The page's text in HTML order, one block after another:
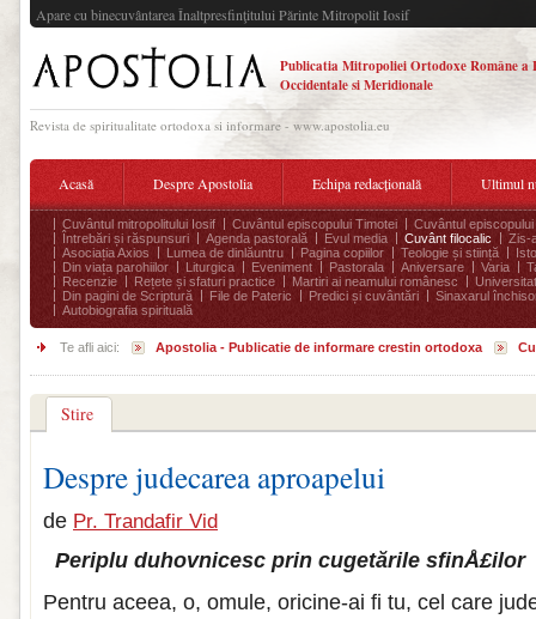
Apare cu binecuvântarea Înaltpresfinţitului Părinte Mitropolit Iosif
Publicatia Mitropoliei Ortodoxe Române a
Occidentale si Meridionale
Revista de spiritualitate ortodoxa si informare - www.apostolia.eu
Acasă Despre Apostolia Echipa redacțională Ultimul
Cuvântul mitropolitului Iosif Cuvântul episcopului Timotei
Cuvântul episcopului
Întrebări și răspunsuri
Agenda pastorală Evul media Cuvânt filocalic
Zis-
Asociația Axios
Lumea de dinlăuntru Pagina copiilor Teologie și stiință
Din viața parohiilor
Liturgica Eveniment Pastorala Aniversare Varia
Recenzie
Rețete și sfaturi practice Martiri ai neamului românesc
Din pagini de Scriptură
File de Pateric Predici și cuvântări
Sinaxarul
Autobiografia spirituală
Te afli aici: Apostolia - Publicatie de informare crestin ortodoxa
Stire
Despre judecarea aproapelui
de Pr. Trandafir Vid
Periplu duhovnicesc prin cugetările sfinÅ£ilor
Pentru aceea, o, omule, oricine-ai fi tu, cel care